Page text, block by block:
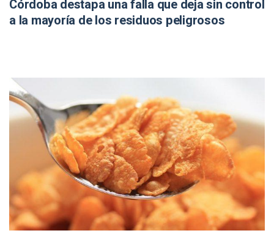
Córdoba destapa una falla que deja sin control
a la mayoría de los residuos peligrosos